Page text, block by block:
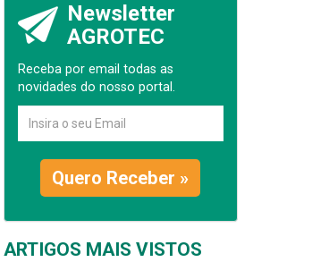
Newsletter
AGROTEC
Receba por email todas as
novidades do nosso portal.
Quero Receber »
ARTIGOS MAIS VISTOS